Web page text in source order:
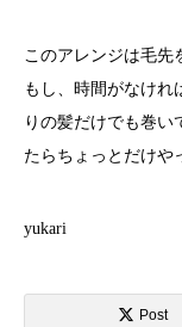
このアレンジは毛先
もし、時間がなけれ
りの髪だけでも巻い
たらちょっとだけや
yukari
Post